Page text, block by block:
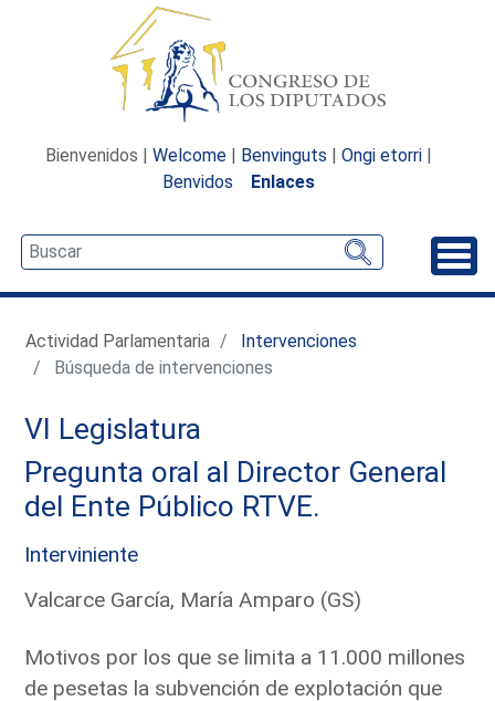
Bienvenidos | Welcome | Benvinguts | Ongi etorri |
Benvidos
Enlaces
Actividad Parlamentaria
Intervenciones
Búsqueda de intervenciones
VI Legislatura
Pregunta oral al Director General
del Ente Público RTVE.
Interviniente
Valcarce García, María Amparo (GS)
Motivos por los que se limita a 11.000 millones
de pesetas la subvención de explotación que